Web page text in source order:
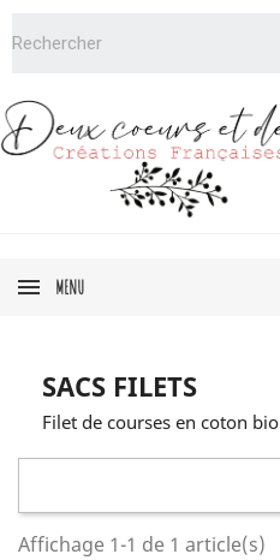
MENU
SACS FILETS
Filet de courses en coton bio
Affichage 1-1 de 1 article(s)